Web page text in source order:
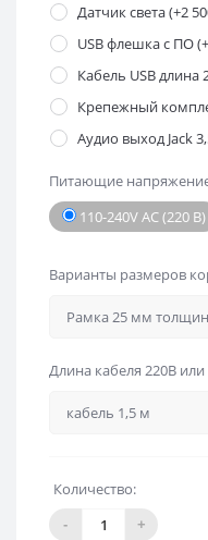
Датчик света (+2
USB флешка с ПО
Кабель USB длина
Крепежный
Аудио выход Jack
Питающие
110-240V AC (220 В)
Варианты размеров
Длина кабеля 220В или
Количество:
- +